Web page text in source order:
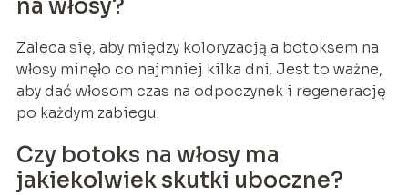
na włosy?
Zaleca się, aby między koloryzacją a botoksem na
włosy minęło co najmniej kilka dni. Jest to ważne,
aby dać włosom czas na odpoczynek i regenerację
po każdym zabiegu.
Czy botoks na włosy ma
jakiekolwiek skutki uboczne?